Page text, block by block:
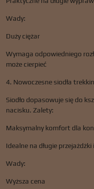
Wady:
Duży ciężar
Wymaga odpowiedniego
może cierpieć
4. Nowoczesne siodła
Siodło dopasowuje się do
nacisku. Zalety:
Maksymalny komfort dla
Idealne na długie
Wady:
Wyższa cena